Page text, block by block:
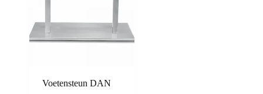
Voetensteun DAN